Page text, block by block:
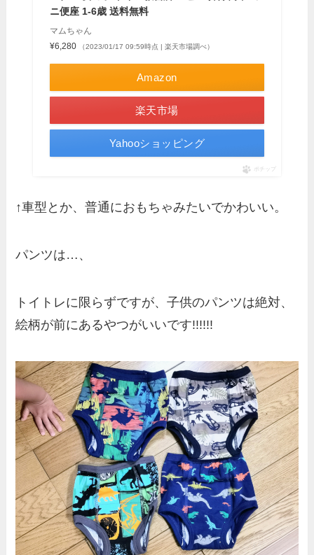
ニ便座 1-6歳 送料無料
マムちゃん
¥6,280
（2023/01/17 09:59時点 | 楽天市場調べ）
Amazon
楽天市場
Yahooショッピング
ポチップ
↑車型とか、普通におもちゃみたいでかわいい。
パンツは…、
トイトレに限らずですが、子供のパンツは絶対、
絵柄が前にあるやつがいいです!!!!!!